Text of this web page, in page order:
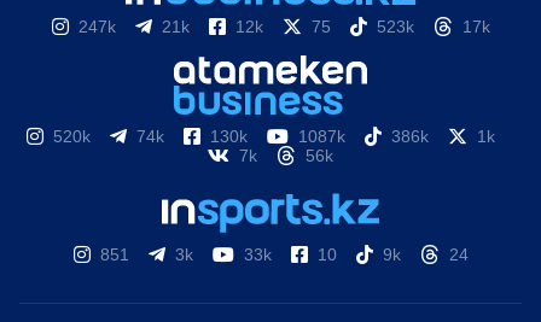
247k 21k 12k 75 523k 17k
520k 74k 130k 1087k 386k
1k
7k
56k
851 3k 33k 10 9k 24